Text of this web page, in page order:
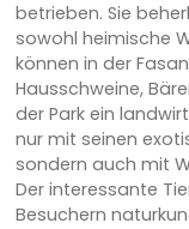
betrieben. Sie
sowohl heimische
können in der
Hausschweine,
der Park ein
nur mit seinen
sondern auch mit
Der interessante
Besuchern